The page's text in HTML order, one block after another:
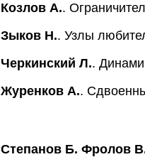
Козлов А..
Зыков Н.. Узлы
Черкинский Л..
Журенков А..
Степанов Б. Фролов